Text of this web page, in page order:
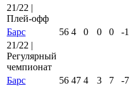
21/22 |
Плей-офф
Барс
56 4 0 0 0 -1
21/22 |
Регулярный
чемпионат
Барс
56 47 4 3 7 -7